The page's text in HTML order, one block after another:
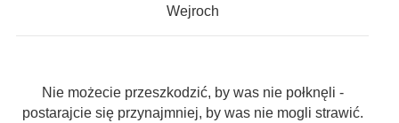
Wejroch
Nie możecie przeszkodzić, by was nie połknęli -
postarajcie się przynajmniej, by was nie mogli strawić.